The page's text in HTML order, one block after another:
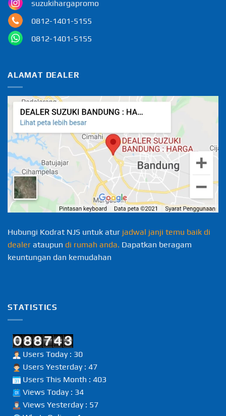
suzukihargapromo
0812-1401-5155
0812-1401-5155
ALAMAT DEALER
Hubungi Kodrat NJS untuk atur jadwal janji temu baik di
dealer ataupun di rumah anda. Dapatkan beragam
keuntungan dan kemudahan
STATISTICS
Users Today : 30
Users Yesterday : 47
Users This Month : 403
Views Today : 34
Views Yesterday : 57